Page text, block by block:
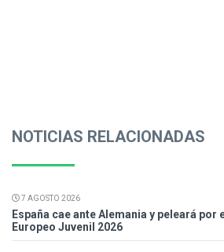
NOTICIAS RELACIONADAS
7 AGOSTO 2026
España cae ante Alemania y peleará por
Europeo Juvenil 2026